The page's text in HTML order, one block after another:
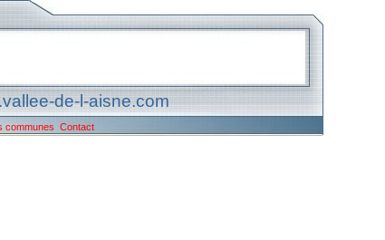
de-l-aisne.com
communes Contact